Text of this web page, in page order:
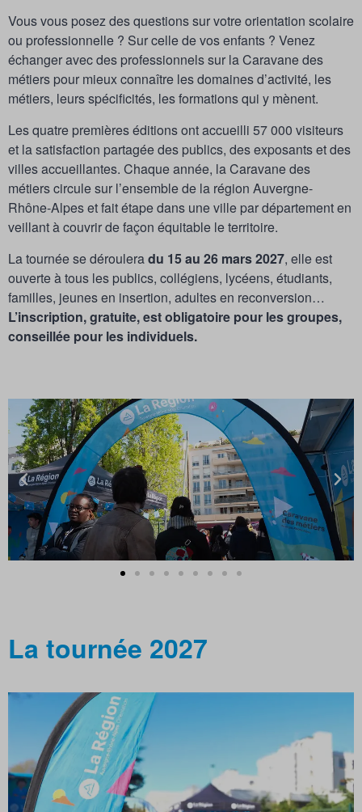
Vous vous posez des questions sur votre orientation scolaire
ou professionnelle ? Sur celle de vos enfants ? Venez
échanger avec des professionnels sur la Caravane des
métiers pour mieux connaître les domaines d’activité, les
métiers, leurs spécificités, les formations qui y mènent.
Les quatre premières éditions ont accueilli 57 000 visiteurs
et la satisfaction partagée des publics, des exposants et des
villes accueillantes. Chaque année, la Caravane des
métiers circule sur l’ensemble de la région Auvergne-
Rhône-Alpes et fait étape dans une ville par département en
veillant à couvrir de façon équitable le territoire.
La tournée se dérouleradu 15 au 26 mars 2027, elle est
ouverte à tous les publics, collégiens, lycéens, étudiants,
familles, jeunes en insertion, adultes en reconversion…
L’inscription, gratuite, est obligatoire pour les groupes,
conseillée pour les individuels.
La tournée 2027